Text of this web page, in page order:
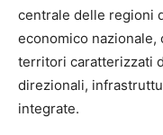
centrale delle regioni
economico
territori caratterizzati
direzionali,
integrate.